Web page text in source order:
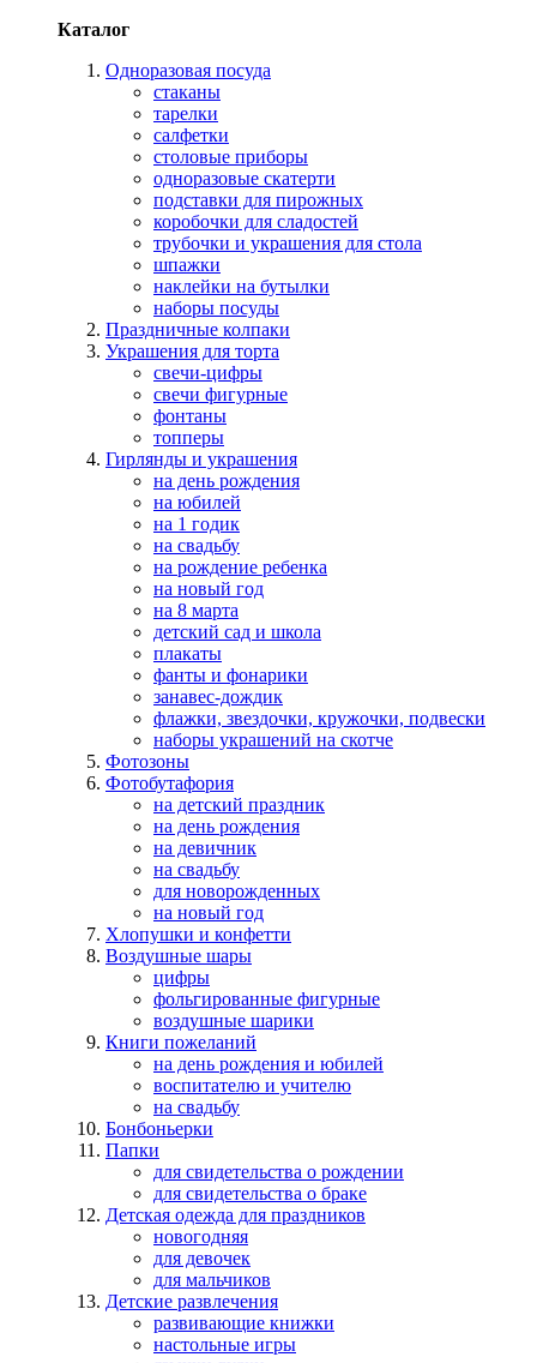
Каталог
Одноразовая посуда
стаканы
тарелки
салфетки
столовые приборы
одноразовые скатерти
подставки для пирожных
коробочки для сладостей
трубочки и украшения для стола
шпажки
наклейки на бутылки
наборы посуды
Праздничные колпаки
Украшения для торта
свечи-цифры
свечи фигурные
фонтаны
топперы
Гирлянды и украшения
на день рождения
на юбилей
на 1 годик
на свадьбу
на рождение ребенка
на новый год
на 8 марта
детский сад и школа
плакаты
фанты и фонарики
занавес-дождик
флажки, звездочки, кружочки, подвески
наборы украшений на скотче
Фотозоны
Фотобутафория
на детский праздник
на день рождения
на девичник
на свадьбу
для новорожденных
на новый год
Хлопушки и конфетти
Воздушные шары
цифры
фольгированные фигурные
воздушные шарики
Книги пожеланий
на день рождения и юбилей
воспитателю и учителю
на свадьбу
Бонбоньерки
Папки
для свидетельства о рождении
для свидетельства о браке
Детская одежда для праздников
новогодняя
для девочек
для мальчиков
Детские развлечения
развивающие книжки
настольные игры